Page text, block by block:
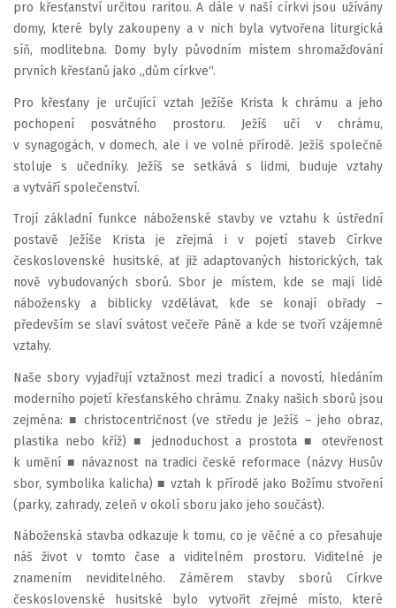
pro křesťanství určitou raritou. A dále v naší církvi jsou užívány
domy, které byly zakoupeny a v nich byla vytvořena liturgická
síň, modlitebna. Domy byly původním místem shromažďování
prvních křesťanů jako „dům církve“.
Pro křesťany je určující vztah Ježíše Krista k chrámu a jeho
pochopení posvátného prostoru. Ježíš učí v chrámu,
v synagogách, v domech, ale i ve volné přírodě. Ježíš společně
stoluje s učedníky. Ježíš se setkává s lidmi, buduje vztahy
a vytváří společenství.
Trojí základní funkce náboženské stavby ve vztahu k ústřední
postavě Ježíše Krista je zřejmá i v pojetí staveb Církve
československé husitské, ať již adaptovaných historických, tak
nově vybudovaných sborů. Sbor je místem, kde se mají lidé
nábožensky a biblicky vzdělávat, kde se konají obřady –
především se slaví svátost večeře Páně a kde se tvoří vzájemné
vztahy.
Naše sbory vyjadřují vztažnost mezi tradicí a novostí, hledáním
moderního pojetí křesťanského chrámu. Znaky našich sborů jsou
zejména: ■ christocentričnost (ve středu je Ježíš – jeho obraz,
plastika nebo kříž) ■ jednoduchost a prostota ■ otevřenost
k umění ■ návaznost na tradici české reformace (názvy Husův
sbor, symbolika kalicha) ■ vztah k přírodě jako Božímu stvoření
(parky, zahrady, zeleň v okolí sboru jako jeho součást).
Náboženská stavba odkazuje k tomu, co je věčné a co přesahuje
náš život v tomto čase a viditelném prostoru. Viditelné je
znamením neviditelného. Záměrem stavby sborů Církve
československé husitské bylo vytvořit zřejmé místo, které